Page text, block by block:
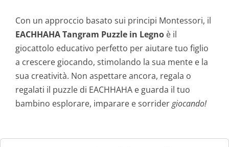
Con un approccio basato sui principi Montessori, il
EACHHAHA Tangram Puzzle in Legno è il
giocattolo educativo perfetto per aiutare tuo figlio
a crescere giocando, stimolando la sua mente e la
sua creatività. Non aspettare ancora, regala o
regalati il puzzle di EACHHAHA e guarda il tuo
bambino esplorare, imparare e sorridergiocando!